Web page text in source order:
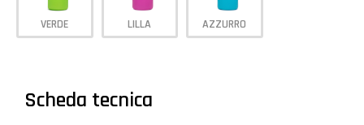
VERDE LILLA AZZURRO
Scheda tecnica